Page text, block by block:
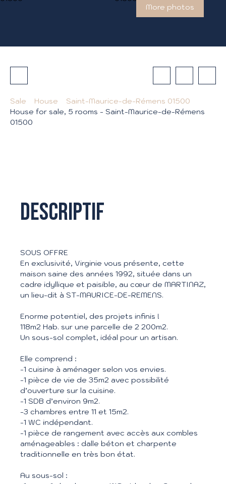
More photos
Sale House
Saint-Maurice-de-Rémens 01500
House for sale, 5 rooms - Saint-Maurice-de-Rémens
01500
Descriptif
SOUS OFFRE
En exclusivité, Virginie vous présente, cette
maison saine des années 1992, située dans un
cadre idyllique et paisible, au cœur de MARTINAZ,
un lieu-dit à ST-MAURICE-DE-REMENS.
Enorme potentiel, des projets infinis !
118m2 Hab. sur une parcelle de 2 200m2.
Un sous-sol complet, idéal pour un artisan.
Elle comprend :
-1 cuisine à aménager selon vos envies.
-1 pièce de vie de 35m2 avec possibilité
d’ouverture sur la cuisine.
-1 SDB d’environ 9m2.
-3 chambres entre 11 et 15m2.
-1 WC indépendant.
-1 pièce de rangement avec accès aux combles
aménageables : dalle béton et charpente
traditionnelle en très bon état.
Au sous-sol :